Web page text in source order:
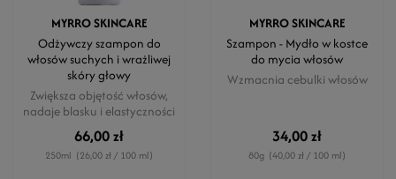
MYRRO SKINCARE
Odżywczy szampon do
włosów suchych i wrażliwej
skóry głowy
Zwiększa objętość włosów,
nadaje blasku i elastyczności
66,00 zł
250ml (26,00 zł / 100 ml)
MYRRO SKINCARE
Szampon - Mydło w kostce
do mycia włosów
Wzmacnia cebulki włosów
34,00 zł
80g (40,00 zł / 100 ml)